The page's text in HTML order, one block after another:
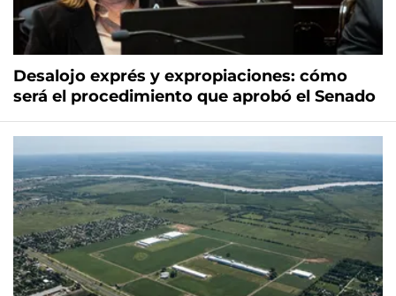
Desalojo exprés y expropiaciones: cómo
será el procedimiento que aprobó el Senado